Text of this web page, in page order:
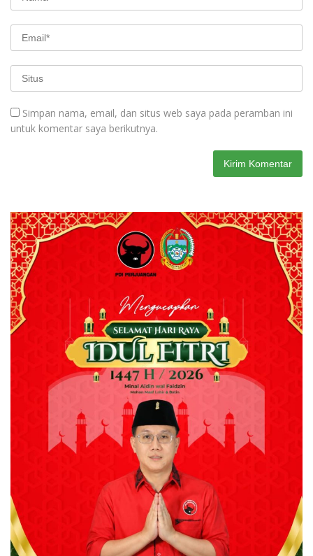
Simpan nama, email, dan situs web saya pada peramban ini
untuk komentar saya berikutnya.